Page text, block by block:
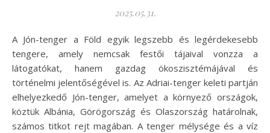
2025.05.31.
A Jón-tenger a Föld egyik legszebb és legérdekesebb
tengere, amely nemcsak festői tájaival vonzza a
látogatókat, hanem gazdag ökoszisztémájával és
történelmi jelentőségével is. Az Adriai-tenger keleti partján
elhelyezkedő Jón-tenger, amelyet a környező országok,
köztük Albánia, Görögország és Olaszország határolnak,
számos titkot rejt magában. A tenger mélysége és a víz